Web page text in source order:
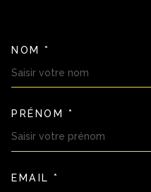
NOM *
PRÉNOM *
EMAIL *